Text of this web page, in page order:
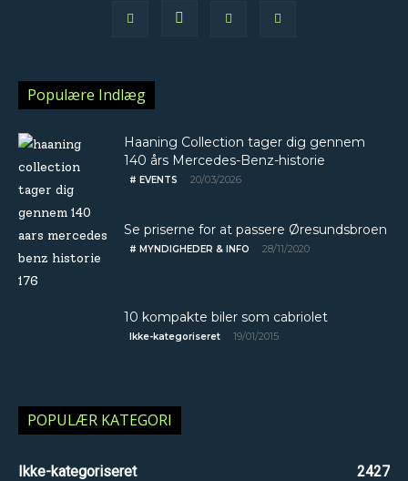
Populære Indlæg
Haaning Collection tager dig gennem
140 års Mercedes-Benz-historie
# EVENTS 20/03/2026
Se priserne for at passere Øresundsbroen
# MYNDIGHEDER & INFO 28/11/2020
10 kompakte biler som cabriolet
Ikke-kategoriseret 19/01/2015
POPULÆR KATEGORI
Ikke-kategoriseret
2427